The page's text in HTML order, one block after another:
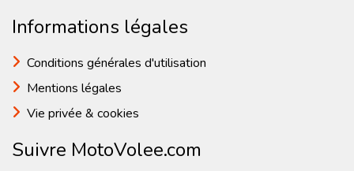
Informations légales
Conditions générales d'utilisation
Mentions légales
Vie privée & cookies
Suivre MotoVolee.com